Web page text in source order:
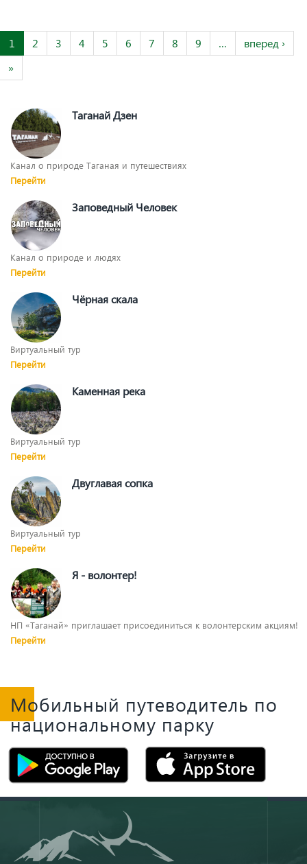
1 2 3 4 5 6 7 8 9 …
вперед ›
»
Таганай Дзен
Канал о природе Таганая и путешествиях
Перейти
Заповедный Человек
Канал о природе и людях
Перейти
Чёрная скала
Виртуальный тур
Перейти
Каменная река
Виртуальный тур
Перейти
Двуглавая сопка
Виртуальный тур
Перейти
Я - волонтер!
НП «Таганай» приглашает присоединиться к волонтерским акциям!
Перейти
Мобильный путеводитель по
национальному парку